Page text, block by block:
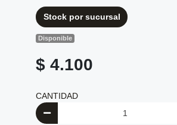
Stock por sucursal
Disponible
$ 4.100
CANTIDAD